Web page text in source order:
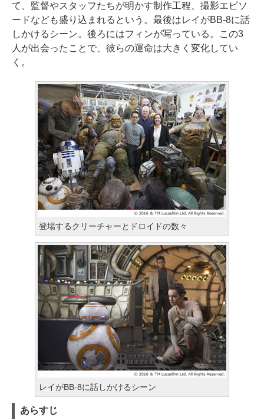
て、監督やスタッフたちが明かす制作工程、撮影エピソ
ードなども盛り込まれるという。最後はレイがBB-8に話
しかけるシーン。後ろにはフィンが写っている。この3
人が出会ったことで、彼らの運命は大きく変化してい
く。
登場するクリーチャーとドロイドの数々
レイがBB-8に話しかけるシーン
あらすじ